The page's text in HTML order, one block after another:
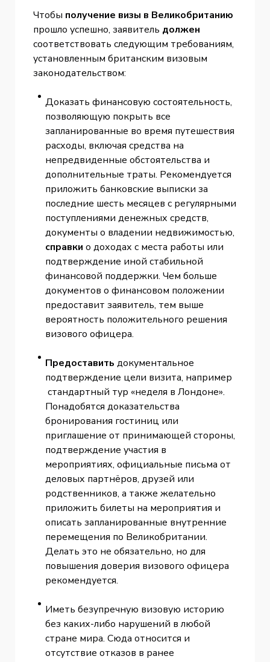
Чтобы получение визы в Великобританию
прошло успешно, заявитель должен
соответствовать следующим требованиям,
установленным британским визовым
законодательством:
Доказать финансовую состоятельность,
позволяющую покрыть все
запланированные во время путешествия
расходы, включая средства на
непредвиденные обстоятельства и
дополнительные траты. Рекомендуется
приложить банковские выписки за
последние шесть месяцев с регулярными
поступлениями денежных средств,
документы о владении недвижимостью,
справки о доходах с места работы или
подтверждение иной стабильной
финансовой поддержки. Чем больше
документов о финансовом положении
предоставит заявитель, тем выше
вероятность положительного решения
визового офицера.
Предоставить документальное
подтверждение цели визита, например
стандартный тур «неделя в Лондоне».
Понадобятся доказательства
бронирования гостиниц или
приглашение от принимающей стороны,
подтверждение участия в
мероприятиях, официальные письма от
деловых партнёров, друзей или
родственников, а также желательно
приложить билеты на мероприятия и
описать запланированные внутренние
перемещения по Великобритании.
Делать это не обязательно, но для
повышения доверия визового офицера
рекомендуется.
Иметь безупречную визовую историю
без каких-либо нарушений в любой
стране мира. Сюда относится и
отсутствие отказов в ранее